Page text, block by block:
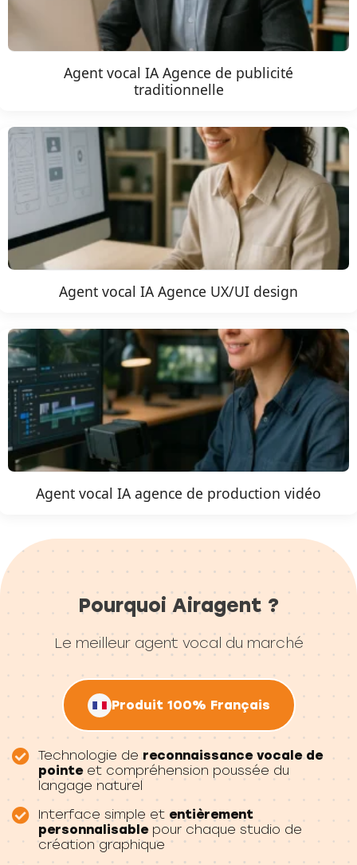
Agent vocal IA Agence de publicité
traditionnelle
Agent vocal IA Agence UX/UI design
Agent vocal IA agence de production vidéo
Pourquoi Airagent ?
Le meilleur agent vocal du marché
Produit 100% Français
Technologie dereconnaissance vocale de
pointeet compréhension poussée du
langage naturel
Interface simple et entièrement
personnalisablepour chaque studio de
création graphique